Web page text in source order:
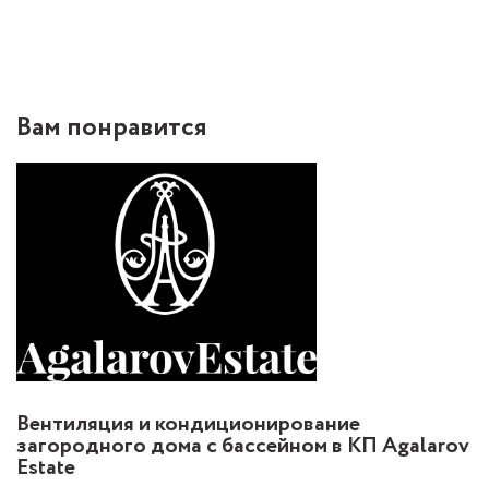
Вам понравится
Вентиляция и кондиционирование
загородного дома с бассейном в КП Agalarov
Estate